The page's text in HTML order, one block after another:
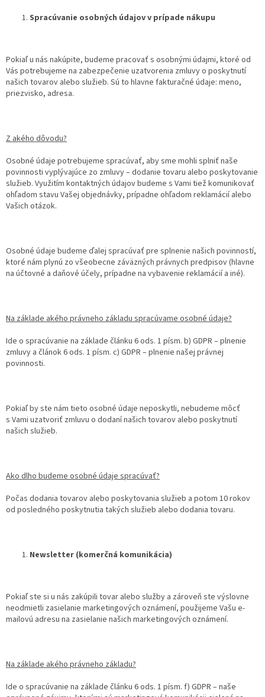
Spracúvanie osobných údajov v prípade nákupu
Pokiaľ u nás nakúpite, budeme pracovať s osobnými údajmi, ktoré od
Vás potrebujeme na zabezpečenie uzatvorenia zmluvy o poskytnutí
našich tovarov alebo služieb. Sú to hlavne fakturačné údaje: meno,
priezvisko, adresa.
Z akého dôvodu?
Osobné údaje potrebujeme spracúvať, aby sme mohli splniť naše
povinnosti vyplývajúce zo zmluvy – dodanie tovaru alebo poskytovanie
služieb. Využitím kontaktných údajov budeme s Vami tiež komunikovať
ohľadom stavu Vašej objednávky, prípadne ohľadom reklamácií alebo
Vašich otázok.
Osobné údaje budeme ďalej spracúvať pre splnenie našich povinností,
ktoré nám plynú zo všeobecne záväzných právnych predpisov (hlavne
na účtovné a daňové účely, prípadne na vybavenie reklamácií a iné).
Na základe akého právneho základu spracúvame osobné údaje?
Ide o spracúvanie na základe článku 6 ods. 1 písm. b) GDPR – plnenie
zmluvy a článok 6 ods. 1 písm. c) GDPR – plnenie našej právnej
povinnosti.
Pokiaľ by ste nám tieto osobné údaje neposkytli, nebudeme môcť
s Vami uzatvoriť zmluvu o dodaní našich tovarov alebo poskytnutí
našich služieb.
Ako dlho budeme osobné údaje spracúvať?
Počas dodania tovarov alebo poskytovania služieb a potom 10 rokov
od posledného poskytnutia takých služieb alebo dodania tovaru.
Newsletter (komerčná komunikácia)
Pokiaľ ste si u nás zakúpili tovar alebo služby a zároveň ste výslovne
neodmietli zasielanie marketingových oznámení, použijeme Vašu e-
mailovú adresu na zasielanie našich marketingových oznámení.
Na základe akého právneho základu?
Ide o spracúvanie na základe článku 6 ods. 1 písm. f) GDPR – naše